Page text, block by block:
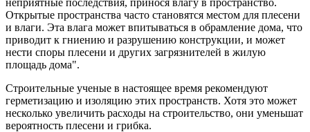
Открытые пространства часто становятся местом для плесени
и влаги. Эта влага может впитываться в обрамление дома, что
приводит к гниению и разрушению конструкции, и может
нести споры плесени и других загрязнителей в жилую
площадь дома".
Строительные ученые в настоящее время рекомендуют
герметизацию и изоляцию этих пространств. Хотя это может
несколько увеличить расходы на строительство, они уменьшат
вероятность плесени и грибка.